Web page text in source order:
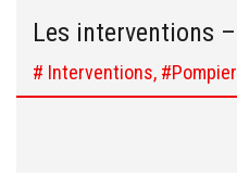
Les interventions
# Interventions,